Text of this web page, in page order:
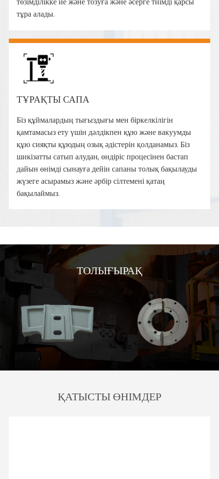
тұра алады.
ТҰРАҚТЫ САПА
Біз құймалардың тығыздығы мен біркелкілігін
қамтамасыз ету үшін дәлдікпен құю және вакуумды
құю сияқты құюдың озық әдістерін қолданамыз. Біз
шикізатты сатып алудан, өндіріс процесінен бастап
дайын өнімді сынауға дейін сапаны толық бақылауды
жүзеге асырамыз және әрбір сілтемені қатаң
бақылаймыз.
ТОЛЫҒЫРАҚ
ҚАТЫСТЫ ӨНІМДЕР